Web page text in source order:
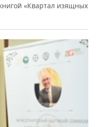
«Квартал изящных